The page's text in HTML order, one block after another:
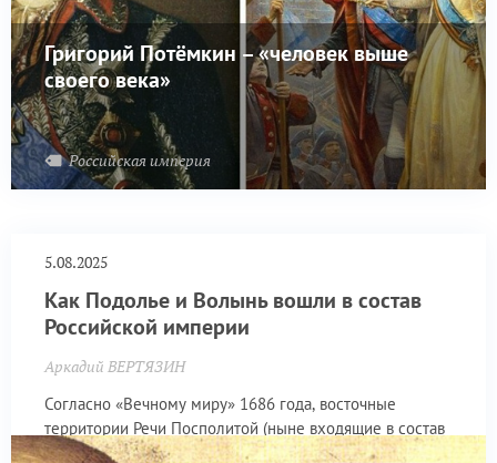
Григорий Потёмкин – «человек выше
своего века»
Российская империя
5.08.2025
Как Подолье и Волынь вошли в состав
Российской империи
Аркадий ВЕРТЯЗИН
Согласно «Вечному миру» 1686 года, восточные
территории Речи Посполитой (ныне входящие в состав
Украины) были окончательно разделены между